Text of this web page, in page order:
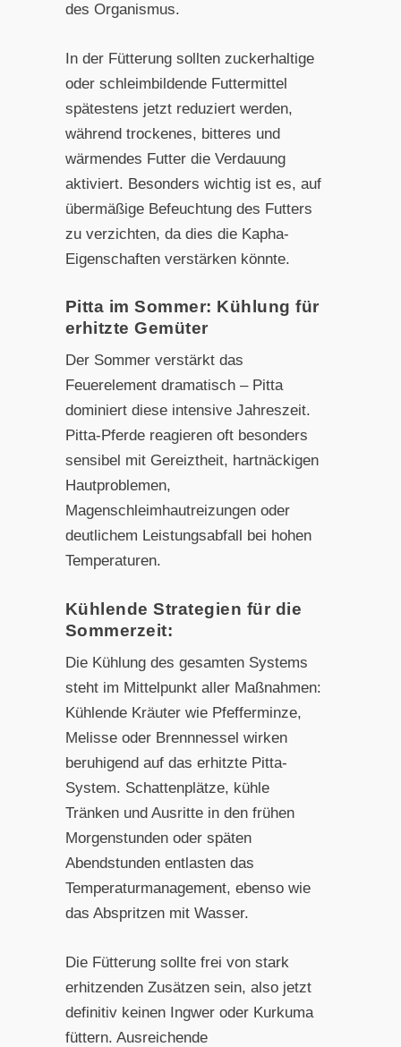
des Organismus.
In der Fütterung sollten zuckerhaltige
oder schleimbildende Futtermittel
spätestens jetzt reduziert werden,
während trockenes, bitteres und
wärmendes Futter die Verdauung
aktiviert. Besonders wichtig ist es, auf
übermäßige Befeuchtung des Futters
zu verzichten, da dies die Kapha-
Eigenschaften verstärken könnte.
Pitta im Sommer: Kühlung für
erhitzte Gemüter
Der Sommer verstärkt das
Feuerelement dramatisch – Pitta
dominiert diese intensive Jahreszeit.
Pitta-Pferde reagieren oft besonders
sensibel mit Gereiztheit, hartnäckigen
Hautproblemen,
Magenschleimhautreizungen oder
deutlichem Leistungsabfall bei hohen
Temperaturen.
Kühlende Strategien für die
Sommerzeit:
Die Kühlung des gesamten Systems
steht im Mittelpunkt aller Maßnahmen:
Kühlende Kräuter wie Pfefferminze,
Melisse oder Brennnessel wirken
beruhigend auf das erhitzte Pitta-
System. Schattenplätze, kühle
Tränken und Ausritte in den frühen
Morgenstunden oder späten
Abendstunden entlasten das
Temperaturmanagement, ebenso wie
das Abspritzen mit Wasser.
Die Fütterung sollte frei von stark
erhitzenden Zusätzen sein, also jetzt
definitiv keinen Ingwer oder Kurkuma
füttern. Ausreichende